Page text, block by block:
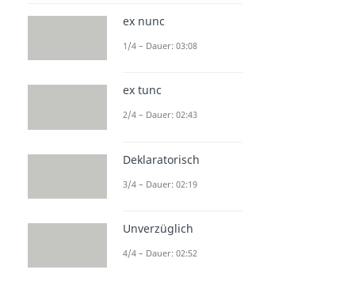
Joint Venture
Gewinnverteilung OHG
Was ist eine GbR?
ex nunc
1/4 – Dauer: 03:08
ex tunc
2/4 – Dauer: 02:43
Deklaratorisch
3/4 – Dauer: 02:19
Unverzüglich
4/4 – Dauer: 02:52